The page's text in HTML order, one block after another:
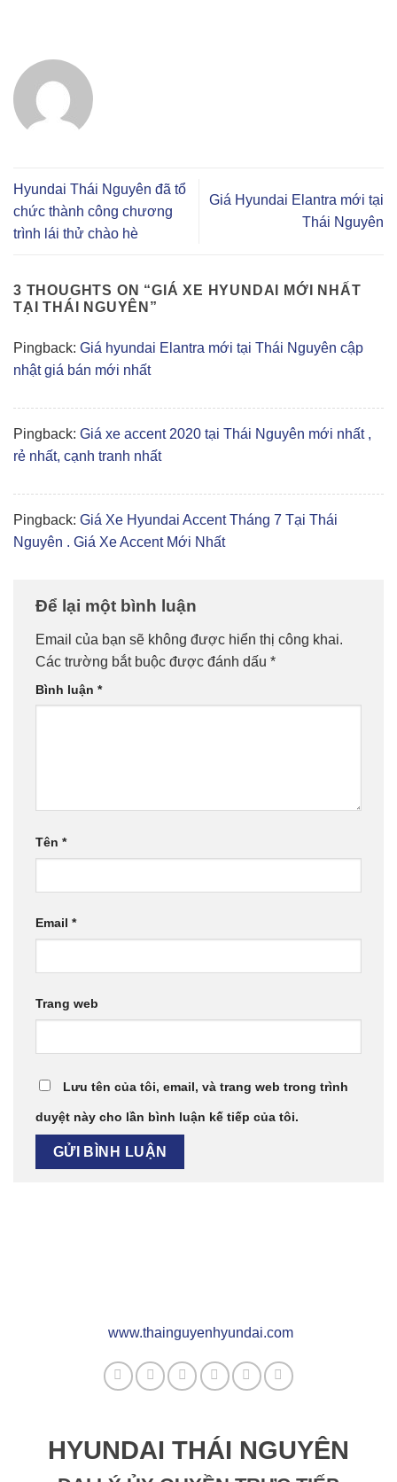
Hyundai Thái Nguyên đã tổ
chức thành công chương
trình lái thử chào hè
Giá Hyundai Elantra mới tại
Thái Nguyên
3 THOUGHTS ON “GIÁ XE HYUNDAI MỚI NHẤT
TẠI THÁI NGUYÊN ”
Pingback: Giá hyundai Elantra mới tại Thái Nguyên cập
nhật giá bán mới nhất
Pingback: Giá xe accent 2020 tại Thái Nguyên mới nhất ,
rẻ nhất, cạnh tranh nhất
Pingback: Giá Xe Hyundai Accent Tháng 7 Tại Thái
Nguyên . Giá Xe Accent Mới Nhất
Để lại một bình luận
Email của bạn sẽ không được hiển thị công khai.
Các trường bắt buộc được đánh dấu *
Bình luận *
Tên *
Email *
Trang web
Lưu tên của tôi, email, và trang web trong trình
duyệt này cho lần bình luận kế tiếp của tôi.
www.thainguyenhyundai.com
HYUNDAI THÁI NGUYÊN